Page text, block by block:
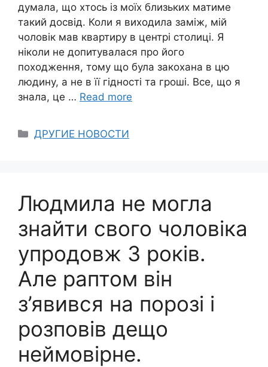
думала, що хтось із моїх близьких матиме
такий досвід. Коли я виходила заміж, мій
чоловік мав квартиру в центрі столиці. Я
ніколи не допитувалася про його
походження, тому що була закохана в цю
людину, а не в її гідності та гроші. Все, що я
знала, це … Read more
Categories
ДРУГИЕ НОВОСТИ
Людмила не могла
знайти свого чоловіка
упродовж 3 років.
Але раптом він
з’явився на порозі і
розповів дещо
неймовірне.